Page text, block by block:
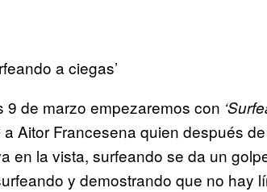
a ciegas’
9 de marzo empezaremos con
a Aitor Francesena quien después
en la vista, surfeando se da un
y demostrando que no hay